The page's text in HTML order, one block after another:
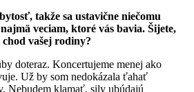
takže sa ustavične niečomu
veciam, ktoré vás bavia. Šijete,
vašej rodiny?
doteraz. Koncertujeme menej ako
Už by som nedokázala ťahať
Nebudem klamať, sily ubúdajú